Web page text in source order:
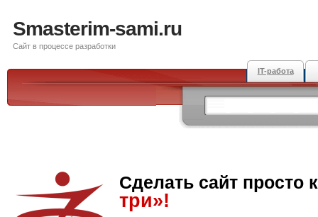
Smasterim-sami.ru
Сайт в процессе разработки
IT-работа
Сделать сайт просто
три»!